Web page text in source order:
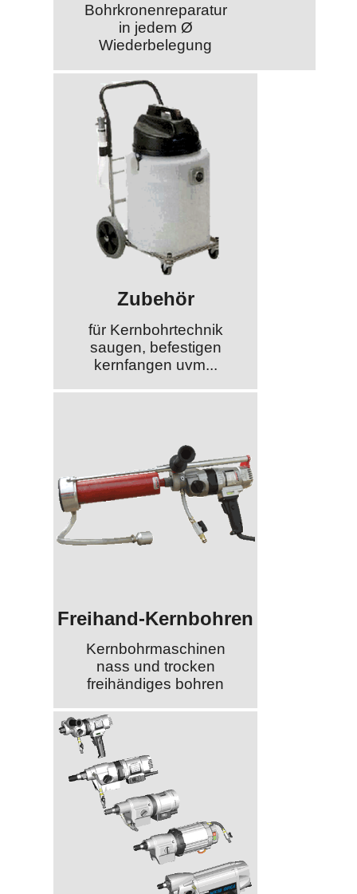
Bohrkronenreparatur
in jedem Ø
Wiederbelegung
Zubehör
für Kernbohrtechnik
saugen, befestigen
kernfangen uvm...
Freihand-Kernbohren
Kernbohrmaschinen
nass und trocken
freihändiges bohren